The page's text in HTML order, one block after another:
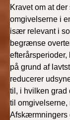
Kravet om at der
omgivelserne i
især relevant i
begrænse
på grund af
reducerer
til, i hvilken
til omgivelserne,
Afskærmningers